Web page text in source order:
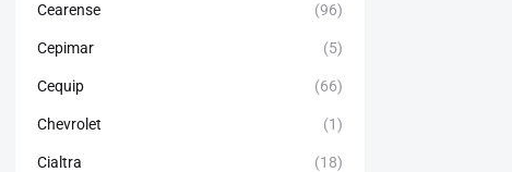
Cearense (96)
Cepimar (5)
Cequip (66)
Chevrolet (1)
Cialtra (18)